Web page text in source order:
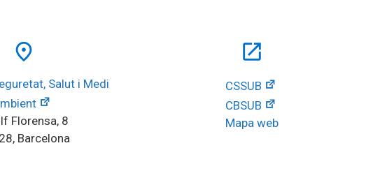
place
Salut i Medi
Florensa, 8
Barcelona
open_in_new
CSSUB
CBSUB
Mapa web